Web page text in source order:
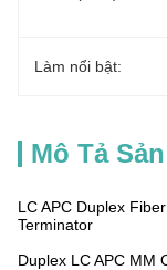
Làm nổi bật:
Mô Tả
LC APC Duplex
Terminator
Duplex LC APC MM